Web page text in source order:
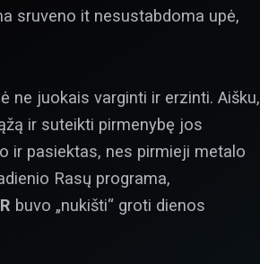
sruveno it nesustabdoma upė,
ne juokais varginti ir erzinti. Aišku,
ir suteikti pirmenybę jos
ir pasiektas, nes pirmieji metalo
Rasų programa,
buvo „nukišti“ groti dienos